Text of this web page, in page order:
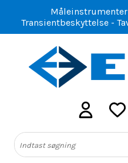
Transientbeskyttelse -